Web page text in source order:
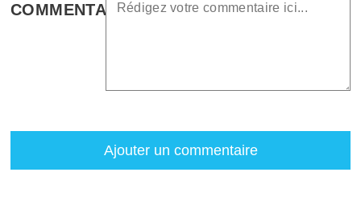
COMMENTAIRE
Ajouter un commentaire